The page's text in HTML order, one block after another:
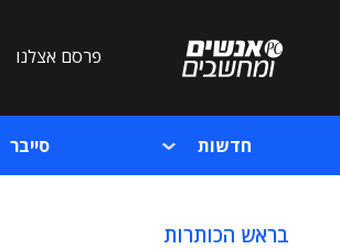
פרסם אצלנו
חדשות סייבר
בראש הכותרות